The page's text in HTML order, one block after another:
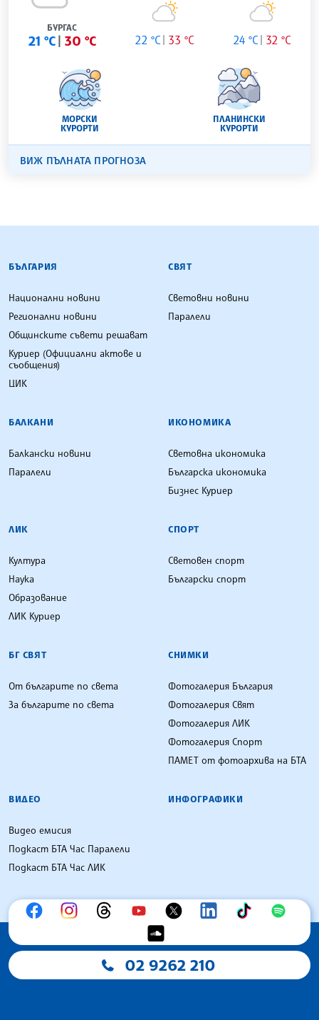
БУРГАС
21 °C 30 °C 22 °C 33 °C 24 °C 32 °C
МОРСКИ
КУРОРТИ
ПЛАНИНСКИ
КУРОРТИ
ВИЖ ПЪЛНАТА ПРОГНОЗА
БЪЛГАРСКА ТЕЛЕГРАФНА АГЕНЦИЯ
БЪЛГАРИЯ
Национални новини
Регионални новини
Общинските съвети решават
Куриер (Официални актове и
съобщения)
ЦИК
СВЯТ
Световни новини
Паралели
БАЛКАНИ
Балкански новини
Паралели
ИКОНОМИКА
Световна икономика
Българска икономика
Бизнес Куриер
ЛИК
Култура
Наука
Образование
ЛИК Куриер
СПОРТ
Световен спорт
Български спорт
БГ СВЯТ
От българите по света
За българите по света
СНИМКИ
Фотогалерия България
Фотогалерия Свят
Фотогалерия ЛИК
Фотогалерия Спорт
ПАМЕТ от фотоархива на БТА
ВИДЕО
Видео емисия
Подкаст БТА Час Паралели
Подкаст БТА Час ЛИК
ИНФОГРАФИКИ
02 9262 210